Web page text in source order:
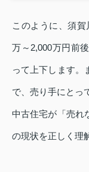
このように、須
万～2,000万円前
って上下します。
で、売り手にとっ
中古住宅が「売れ
の現状を正しく理